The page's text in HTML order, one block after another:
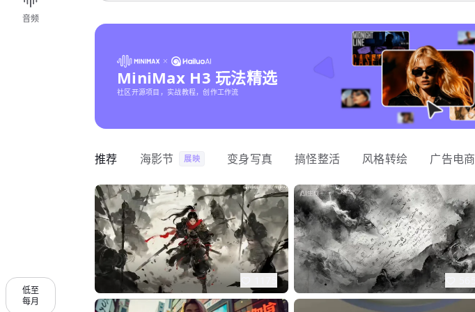
音频
低至
每月
MiniMax H3 玩法精选
社区开源项目，实战教程，创作工作流
推荐 海影节 展映 变身写真 搞怪整活 风格转绘 广告电商